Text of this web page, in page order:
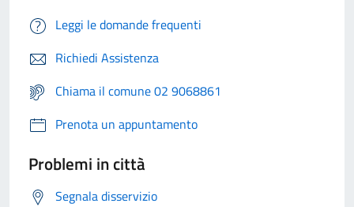
Leggi le domande frequenti
Richiedi Assistenza
Chiama il comune 02 9068861
Prenota un appuntamento
Problemi in città
Segnala disservizio